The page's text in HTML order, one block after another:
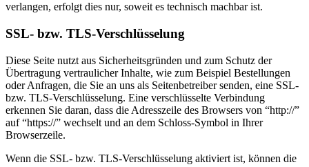
verlangen, erfolgt dies nur, soweit es technisch machbar ist.
SSL- bzw. TLS-Verschlüsselung
Diese Seite nutzt aus Sicherheitsgründen und zum Schutz der
Übertragung vertraulicher Inhalte, wie zum Beispiel Bestellungen
oder Anfragen, die Sie an uns als Seitenbetreiber senden, eine SSL-
bzw. TLS-Verschlüsselung. Eine verschlüsselte Verbindung
erkennen Sie daran, dass die Adresszeile des Browsers von “http://”
auf “https://” wechselt und an dem Schloss-Symbol in Ihrer
Browserzeile.
Wenn die SSL- bzw. TLS-Verschlüsselung aktiviert ist, können die